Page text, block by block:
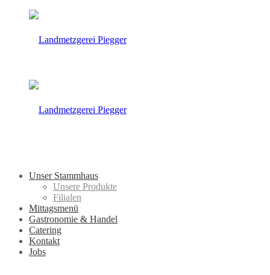
Unser Stammhaus
Unsere Produkte
Filialen
Mittagsmenü
Gastronomie & Handel
Catering
Kontakt
Jobs